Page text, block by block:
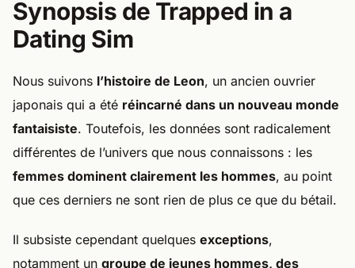
Synopsis de Trapped in a
Dating Sim
Nous suivons l’histoire de Leon, un ancien ouvrier
japonais qui a été réincarné dans un nouveau monde
fantaisiste. Toutefois, les données sont radicalement
différentes de l’univers que nous connaissons : les
femmes dominent clairement les hommes, au point
que ces derniers ne sont rien de plus ce que du bétail.
Il subsiste cependant quelques exceptions,
notamment un groupe de jeunes hommes, des